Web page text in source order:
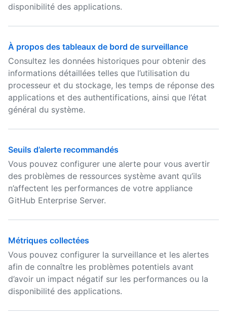
disponibilité des applications.
À propos des tableaux de bord de surveillance
Consultez les données historiques pour obtenir des
informations détaillées telles que l’utilisation du
processeur et du stockage, les temps de réponse des
applications et des authentifications, ainsi que l’état
général du système.
Seuils d’alerte recommandés
Vous pouvez configurer une alerte pour vous avertir
des problèmes de ressources système avant qu’ils
n’affectent les performances de votre appliance
GitHub Enterprise Server.
Métriques collectées
Vous pouvez configurer la surveillance et les alertes
afin de connaître les problèmes potentiels avant
d’avoir un impact négatif sur les performances ou la
disponibilité des applications.